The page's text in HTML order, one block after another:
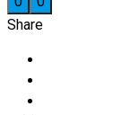
Share